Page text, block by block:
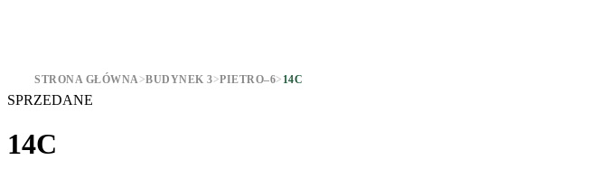
STRONA GŁÓWNA>BUDYNEK 3>PIETRO–6> 14C
SPRZEDANE
14C